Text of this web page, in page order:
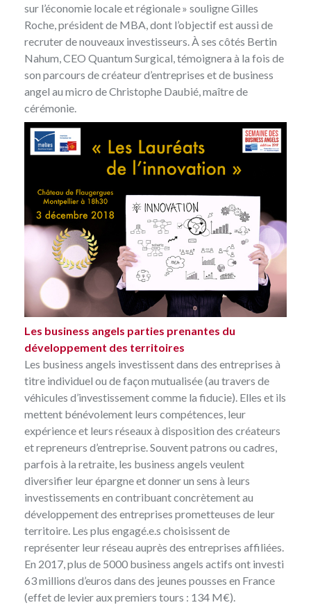
sur l’économie locale et régionale » souligne Gilles
Roche, président de MBA, dont l’objectif est aussi de
recruter de nouveaux investisseurs. À ses côtés Bertin
Nahum, CEO Quantum Surgical, témoignera à la fois de
son parcours de créateur d’entreprises et de business
angel au micro de Christophe Daubié, maître de
cérémonie.
Les business angels parties prenantes du
développement des territoires
Les business angels investissent dans des entreprises à
titre individuel ou de façon mutualisée (au travers de
véhicules d’investissement comme la fiducie). Elles et ils
mettent bénévolement leurs compétences, leur
expérience et leurs réseaux à disposition des créateurs
et repreneurs d’entreprise. Souvent patrons ou cadres,
parfois à la retraite, les business angels veulent
diversifier leur épargne et donner un sens à leurs
investissements en contribuant concrètement au
développement des entreprises prometteuses de leur
territoire. Les plus engagé.e.s choisissent de
représenter leur réseau auprès des entreprises affiliées.
En 2017, plus de 5000 business angels actifs ont investi
63 millions d’euros dans des jeunes pousses en France
(effet de levier aux premiers tours : 134 M€).